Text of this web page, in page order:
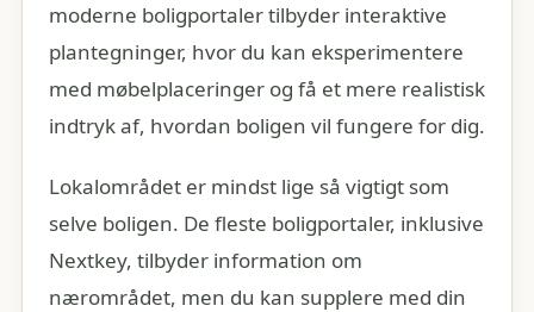
moderne boligportaler tilbyder interaktive
plantegninger, hvor du kan eksperimentere
med møbelplaceringer og få et mere realistisk
indtryk af, hvordan boligen vil fungere for dig.
Lokalområdet er mindst lige så vigtigt som
selve boligen. De fleste boligportaler, inklusive
Nextkey, tilbyder information om
nærområdet, men du kan supplere med din